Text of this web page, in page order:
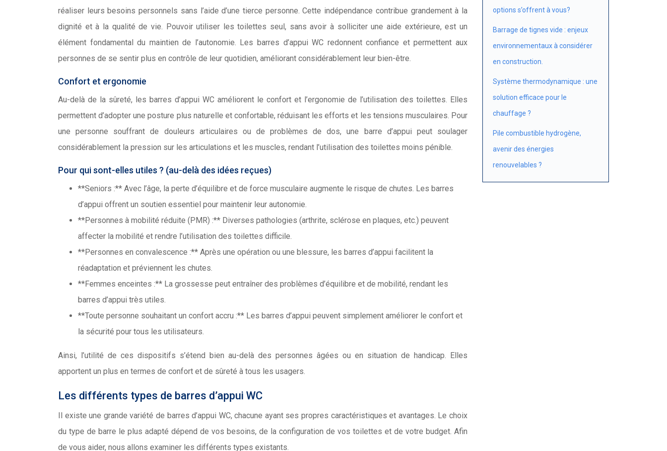
réaliser leurs besoins personnels sans l’aide d’une tierce personne. Cette indépendance contribue grandement à la
dignité et à la qualité de vie. Pouvoir utiliser les toilettes seul, sans avoir à solliciter une aide extérieure, est un
élément fondamental du maintien de l’autonomie. Les barres d’appui WC redonnent confiance et permettent aux
personnes de se sentir plus en contrôle de leur quotidien, améliorant considérablement leur bien-être.
Confort et ergonomie
Au-delà de la sûreté, les barres d’appui WC améliorent le confort et l’ergonomie de l’utilisation des toilettes. Elles
permettent d’adopter une posture plus naturelle et confortable, réduisant les efforts et les tensions musculaires. Pour
une personne souffrant de douleurs articulaires ou de problèmes de dos, une barre d’appui peut soulager
considérablement la pression sur les articulations et les muscles, rendant l’utilisation des toilettes moins pénible.
Pour qui sont-elles utiles ? (au-delà des idées reçues)
**Seniors :** Avec l’âge, la perte d’équilibre et de force musculaire augmente le risque de chutes. Les barres
d’appui offrent un soutien essentiel pour maintenir leur autonomie.
**Personnes à mobilité réduite (PMR) :** Diverses pathologies (arthrite, sclérose en plaques, etc.) peuvent
affecter la mobilité et rendre l’utilisation des toilettes difficile.
**Personnes en convalescence :** Après une opération ou une blessure, les barres d’appui facilitent la
réadaptation et préviennent les chutes.
**Femmes enceintes :** La grossesse peut entraîner des problèmes d’équilibre et de mobilité, rendant les
barres d’appui très utiles.
**Toute personne souhaitant un confort accru :** Les barres d’appui peuvent simplement améliorer le confort et
la sécurité pour tous les utilisateurs.
Ainsi, l’utilité de ces dispositifs s’étend bien au-delà des personnes âgées ou en situation de handicap. Elles
apportent un plus en termes de confort et de sûreté à tous les usagers.
Les différents types de barres d’appui WC
Il existe une grande variété de barres d’appui WC, chacune ayant ses propres caractéristiques et avantages. Le choix
du type de barre le plus adapté dépend de vos besoins, de la configuration de vos toilettes et de votre budget. Afin
de vous aider, nous allons examiner les différents types existants.
options s’offrent à vous?
Barrage de tignes vide : enjeux
environnementaux à considérer
en construction.
Système thermodynamique : une
solution efficace pour le
chauffage ?
Pile combustible hydrogène,
avenir des énergies
renouvelables ?